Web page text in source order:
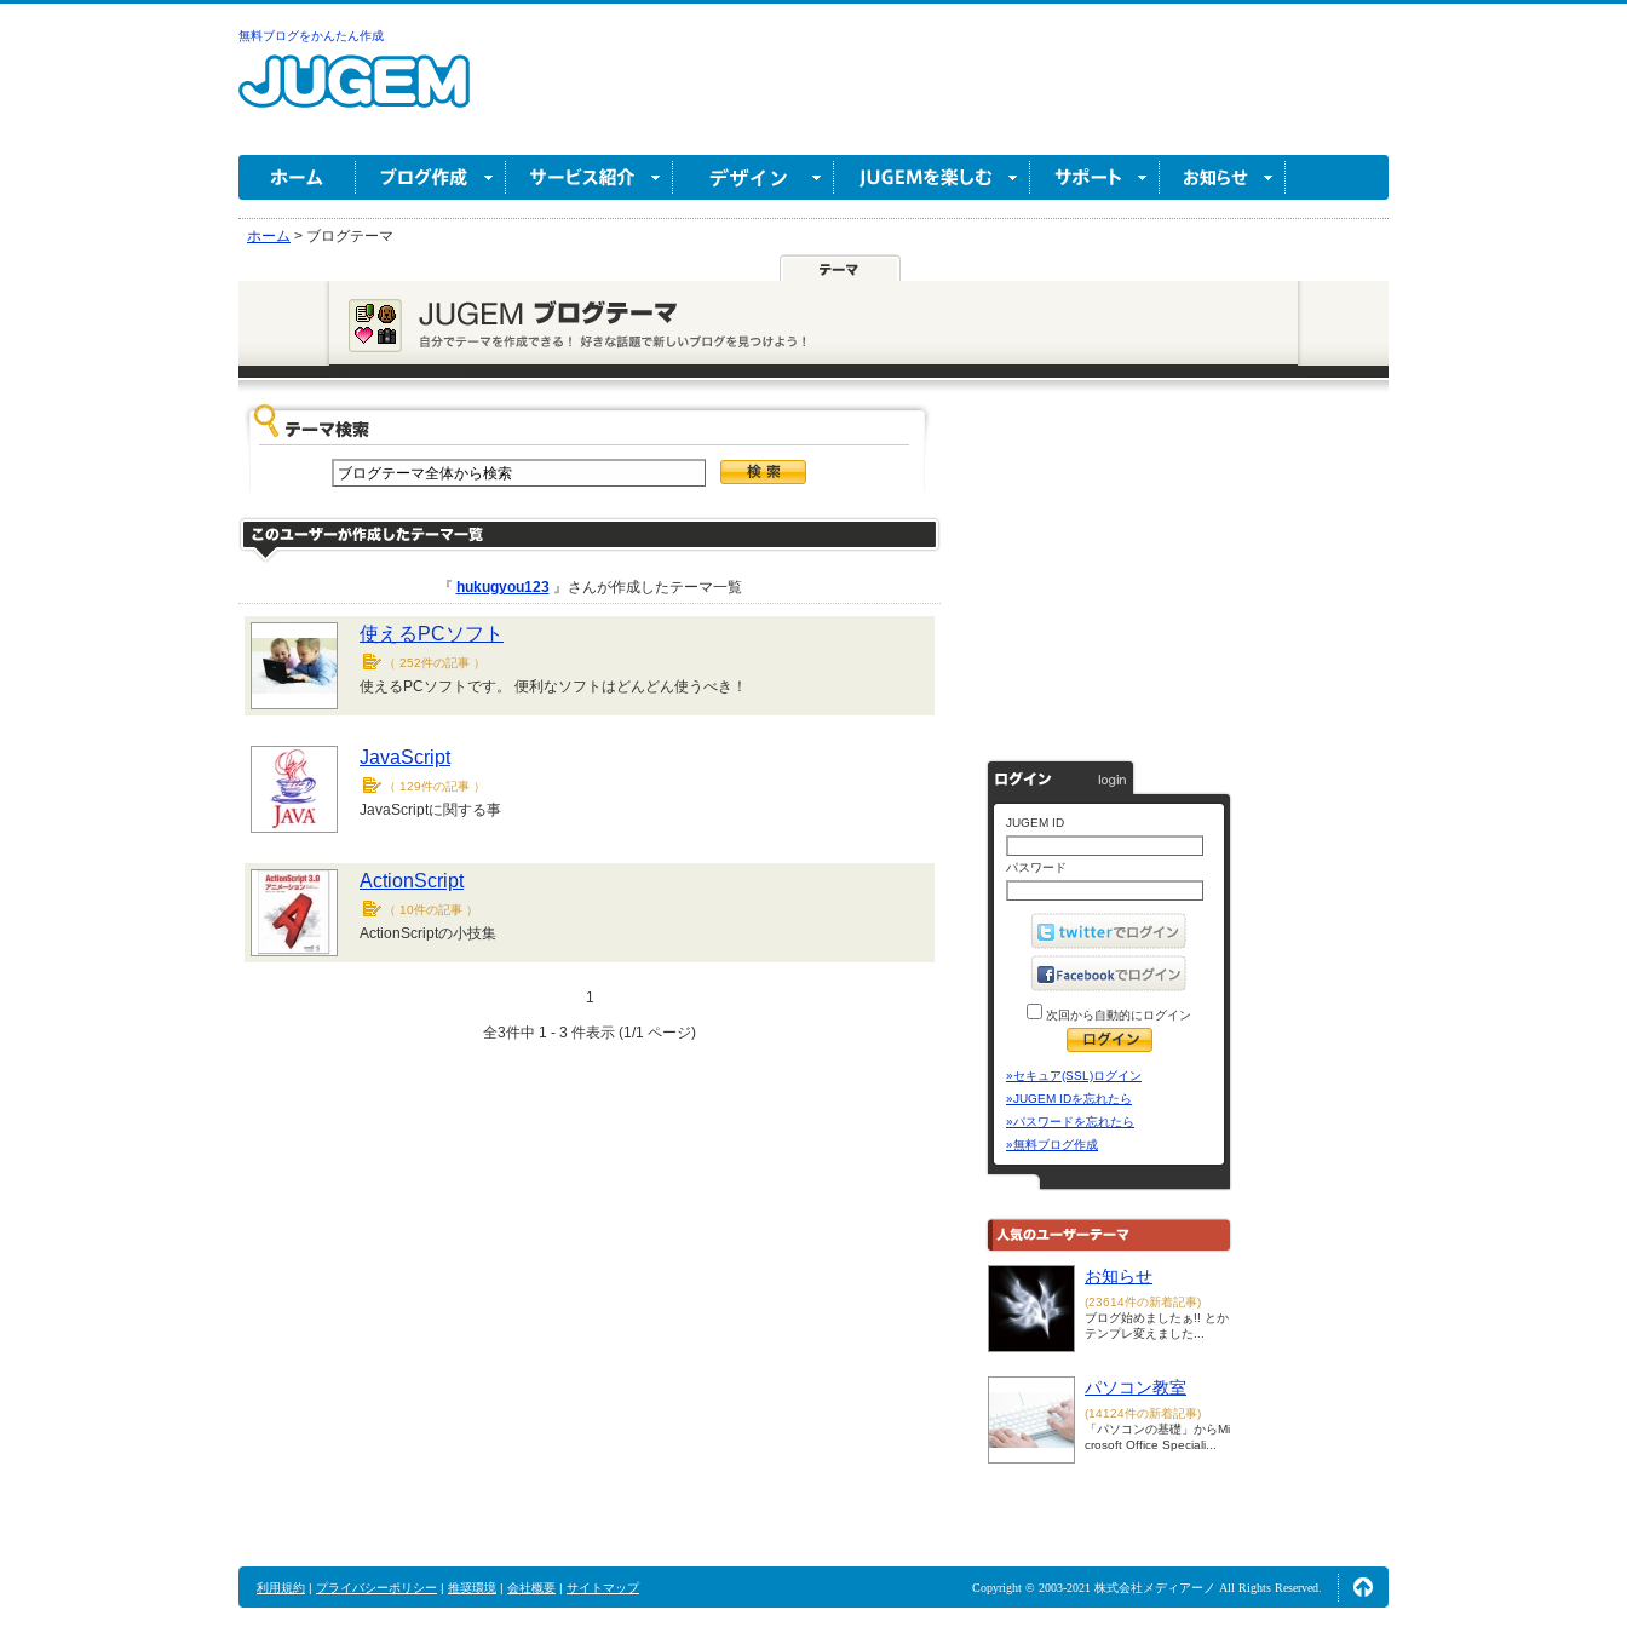
無料ブログをかんたん作成
ホーム > ブログテーマ
『 hukugyou123』さんが作成したテーマ一覧
使えるPCソフト
（ 252件の記事 ）
使えるPCソフトです。 便利なソフトはどんどん使うべき！
JavaScript
（ 129件の記事 ）
JavaScriptに関する事
ActionScript
（ 10件の記事 ）
ActionScriptの小技集
1
全3件中 1 - 3 件表示 (1/1 ページ)
JUGEM ID
パスワード
次回から自動的にログイン
»セキュア(SSL)ログイン
»JUGEM IDを忘れたら
»パスワードを忘れたら
»無料ブログ作成
お知らせ
(23614件の新着記事)
ブログ始めましたぁ!! とか
テンプレ変えました...
パソコン教室
(14124件の新着記事)
「パソコンの基礎」からMi
crosoft Office Speciali...
利用規約 | プライバシーポリシー | 推奨環境 | 会社概要 | サイトマップ Copyright © 2003-2021 株式会社メディアーノ All Rights Reserved.